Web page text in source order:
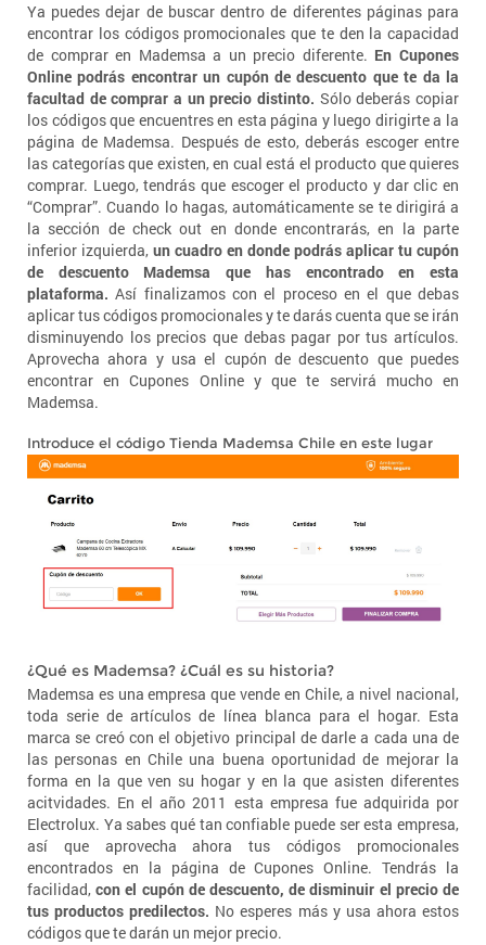
Ya puedes dejar de buscar dentro de diferentes páginas para
encontrar los códigos promocionales que te den la capacidad
de comprar en Mademsa a un precio diferente. En Cupones
Online podrás encontrar un cupón de descuento que te da la
facultad de comprar a un precio distinto. Sólo deberás copiar
los códigos que encuentres en esta página y luego dirigirte a la
página de Mademsa. Después de esto, deberás escoger entre
las categorías que existen, en cual está el producto que quieres
comprar. Luego, tendrás que escoger el producto y dar clic en
“Comprar”. Cuando lo hagas, automáticamente se te dirigirá a
la sección de check out en donde encontrarás, en la parte
inferior izquierda, un cuadro en donde podrás aplicar tu cupón
de descuento Mademsa que has encontrado en esta
plataforma. Así finalizamos con el proceso en el que debas
aplicar tus códigos promocionales y te darás cuenta que se irán
disminuyendo los precios que debas pagar por tus artículos.
Aprovecha ahora y usa el cupón de descuento que puedes
encontrar en Cupones Online y que te servirá mucho en
Mademsa.
Introduce el código Tienda Mademsa Chile en este lugar
¿Qué es Mademsa? ¿Cuál es su historia?
Mademsa es una empresa que vende en Chile, a nivel nacional,
toda serie de artículos de línea blanca para el hogar. Esta
marca se creó con el objetivo principal de darle a cada una de
las personas en Chile una buena oportunidad de mejorar la
forma en la que ven su hogar y en la que asisten diferentes
acitvidades. En el año 2011 esta empresa fue adquirida por
Electrolux. Ya sabes qué tan confiable puede ser esta empresa,
así que aprovecha ahora tus códigos promocionales
encontrados en la página de Cupones Online. Tendrás la
facilidad,con el cupón de descuento, de disminuir el precio de
tus productos predilectos. No esperes más y usa ahora estos
códigos que te darán un mejor precio.